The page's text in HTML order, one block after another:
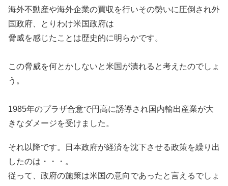
海外不動産や海外企業の買収を行いその勢いに圧倒され外
国政府、とりわけ米国政府は
脅威を感じたことは歴史的に明らかです。
この脅威を何とかしないと米国が潰れると考えたのでしょ
う。
1985年のプラザ合意で円高に誘導され国内輸出産業が大
きなダメージを受けました。
それ以降です。日本政府が経済を沈下させる政策を繰り出
したのは・・・。
従って、政府の施策は米国の意向であったと言えるでしょ